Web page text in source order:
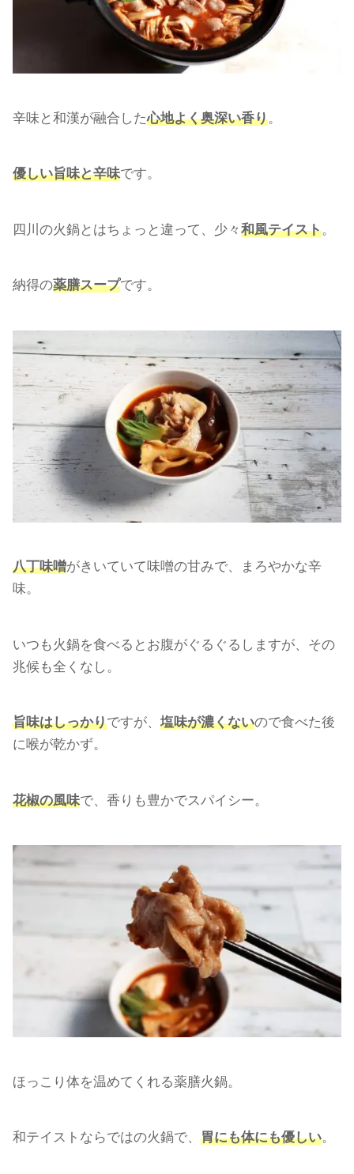
辛味と和漢が融合した心地よく奥深い香り。
優しい旨味と辛味です。
四川の火鍋とはちょっと違って、少々 和風テイスト。
納得の薬膳スープです。
八丁味噌がきいていて味噌の甘みで、まろやかな辛
味。
いつも火鍋を食べるとお腹がぐるぐるしますが、その
兆候も全くなし。
旨味はしっかりですが、 塩味が濃くないので食べた後
に喉が乾かず。
花椒の風味で、香りも豊かでスパイシー。
ほっこり体を温めてくれる薬膳火鍋。
和テイストならではの火鍋で、 胃にも体にも優しい。